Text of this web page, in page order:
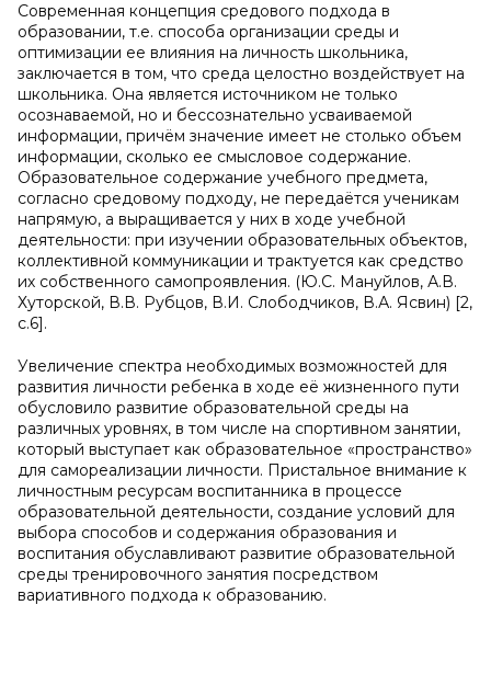
Современная концепция средового подхода в
образовании, т.е. способа организации среды и
оптимизации ее влияния на личность школьника,
заключается в том, что среда целостно воздействует на
школьника. Она является источником не только
осознаваемой, но и бессознательно усваиваемой
информации, причём значение имеет не столько объем
информации, сколько ее смысловое содержание.
Образовательное содержание учебного предмета,
согласно средовому подходу, не передаётся ученикам
напрямую, а выращивается у них в ходе учебной
деятельности: при изучении образовательных объектов,
коллективной коммуникации и трактуется как средство
их собственного самопроявления. (Ю.С. Мануйлов, А.В.
Хуторской, В.В. Рубцов, В.И. Слободчиков, В.А. Ясвин) [2,
с.6].
Увеличение спектра необходимых возможностей для
развития личности ребенка в ходе её жизненного пути
обусловило развитие образовательной среды на
различных уровнях, в том числе на спортивном занятии,
который выступает как образовательное «пространство»
для самореализации личности. Пристальное внимание к
личностным ресурсам воспитанника в процессе
образовательной деятельности, создание условий для
выбора способов и содержания образования и
воспитания обуславливают развитие образовательной
среды тренировочного занятия посредством
вариативного подхода к образованию.